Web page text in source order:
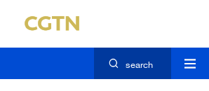
search